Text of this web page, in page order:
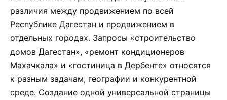
различия между продвижением по всей
Республике Дагестан и продвижением в
отдельных городах. Запросы «строительство
домов Дагестан», «ремонт кондиционеров
Махачкала» и «гостиница в Дербенте» относятся
к разным задачам, географии и конкурентной
среде. Создание одной универсальной страницы